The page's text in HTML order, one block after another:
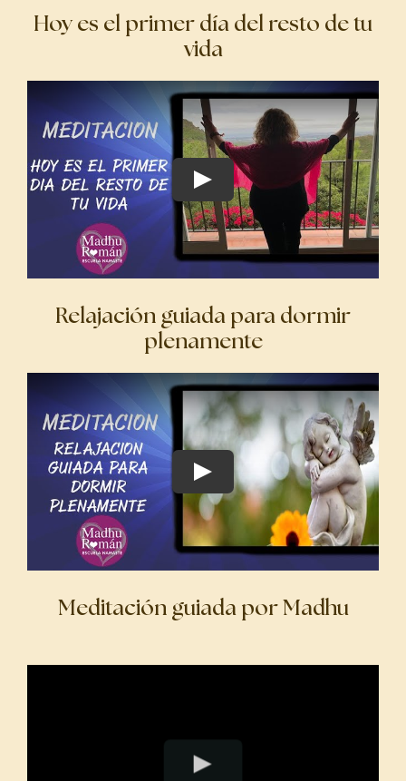
Hoy es el primer día del resto de tu
vida
Relajación guiada para dormir
plenamente
Meditación guiada por Madhu